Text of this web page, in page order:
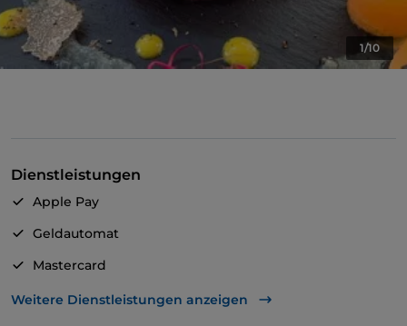
1/10
Dienstleistungen
Apple Pay
Geldautomat
Mastercard
TheFork PAY
Weitere Dienstleistungen anzeigen